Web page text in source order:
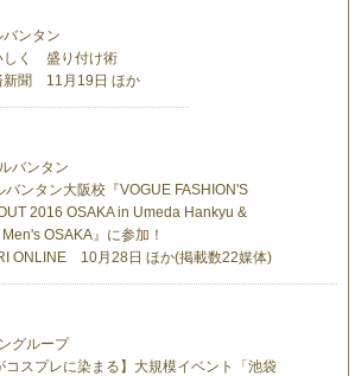
バンタン
しく 盛り付け術
新聞 11月19日 ほか
バンタン
バンタン大阪校『VOGUE FASHION'S
2016 OSAKA in Umeda Hankyu &
OSAKA』に参加！
ONLINE 10月28日 ほか(掲載数22媒体)
グループ
コスプレに染まる】大規模イベント「池袋